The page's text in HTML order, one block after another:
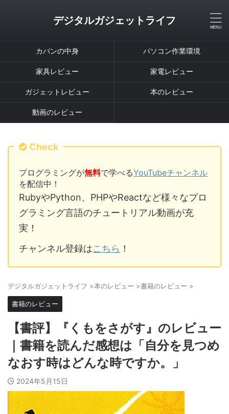
デジタルガジェットライフ
カバンの中身 パソコン作業環境
家具レビュー 家電レビュー
ガジェットレビュー 本のレビュー
動画のレビュー
Check
プログラミングが無料で学べるYouTubeチャンネル
を配信中！
RubyやPython、PHPやReactなど様々なプロ
グラミング言語のチュートリアル動画が充
実！
チャンネル登録はこちら ！
デジタルガジェットライフ >本のレビュー >書籍のレビュー >
書籍のレビュー
【書評】『くもをさがす』のレビュー
｜書籍を読んだ感想は「自分を見つめ
なおす時はどんな時ですか。」
2024年5月15日